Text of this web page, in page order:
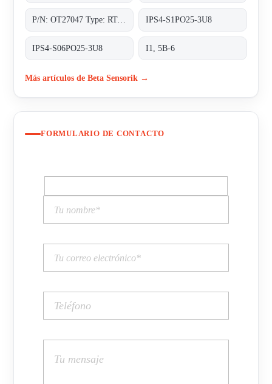
P/N: OT27047 Type: RT-78-0-MHP IPS4-S1PO25-3U8
IPS4-S06PO25-3U8 I1, 5B-6
Más artículos de Beta Sensorik →
FORMULARIO DE CONTACTO